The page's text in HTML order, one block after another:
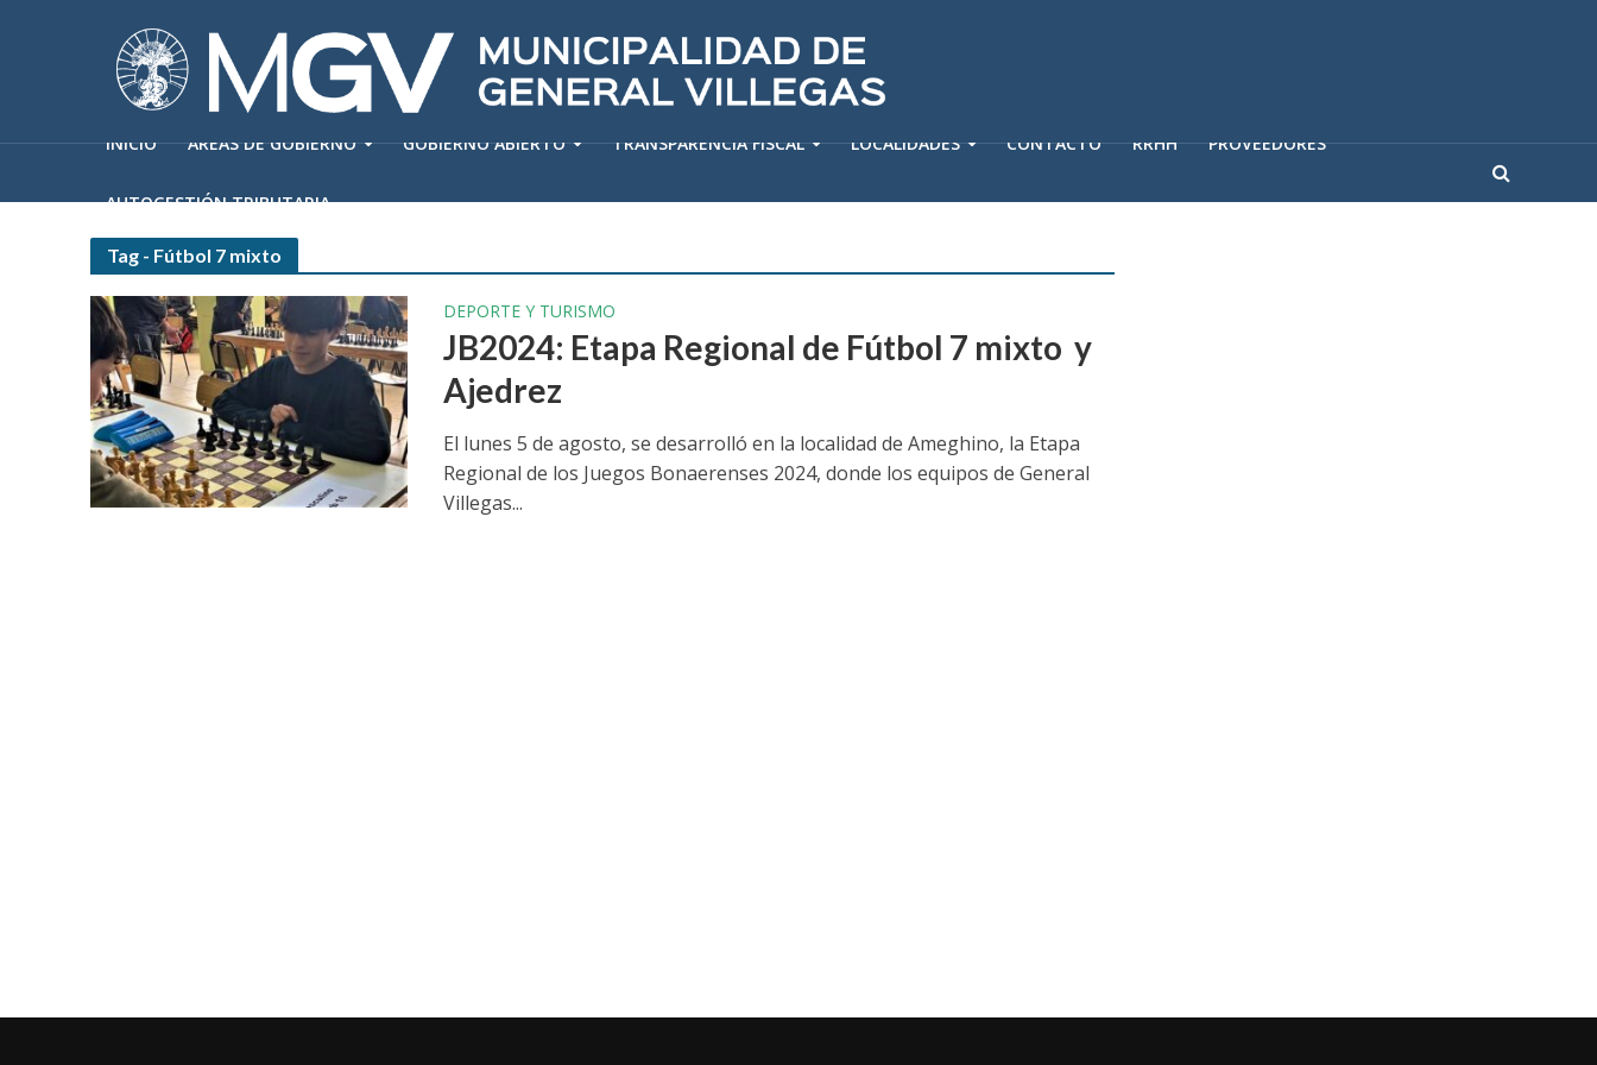
INICIO ÁREAS DE GOBIERNO GOBIERNO ABIERTO TRANSPARENCIA FISCAL LOCALIDADES CONTACTO RRHH PROVEEDORES
AUTOGESTIÓN TRIBUTARIA
Tag - Fútbol 7 mixto
DEPORTE Y TURISMO
JB2024: Etapa Regional de Fútbol 7 mixto y
Ajedrez
El lunes 5 de agosto, se desarrolló en la localidad de Ameghino, la Etapa
Regional de los Juegos Bonaerenses 2024, donde los equipos de General
Villegas...